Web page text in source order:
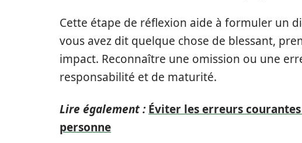
Cette étape de réflexion aide à formuler un
vous avez dit quelque chose de blessant,
impact. Reconnaître une omission ou une
responsabilité et de maturité.
Lire également : Éviter les erreurs
personne